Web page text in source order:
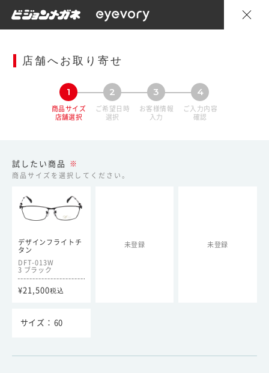
店舗へお取り寄せ
1
商品サイズ
店舗選択
2
ご希望日時
選択
3
お客様情報
入力
4
ご入力内容
確認
試したい商品 ※
商品サイズを選択してください。
デザインフライトチ
タン
DFT-013W
/3 ブラック
¥21,500税込
未登録 未登録
60